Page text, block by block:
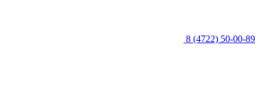
8 (4722) 50-00-89